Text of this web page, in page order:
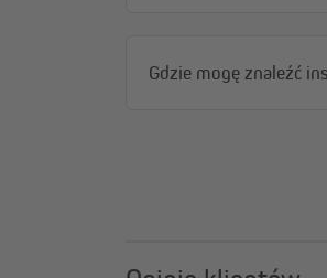
Gdzie mogę znaleźć